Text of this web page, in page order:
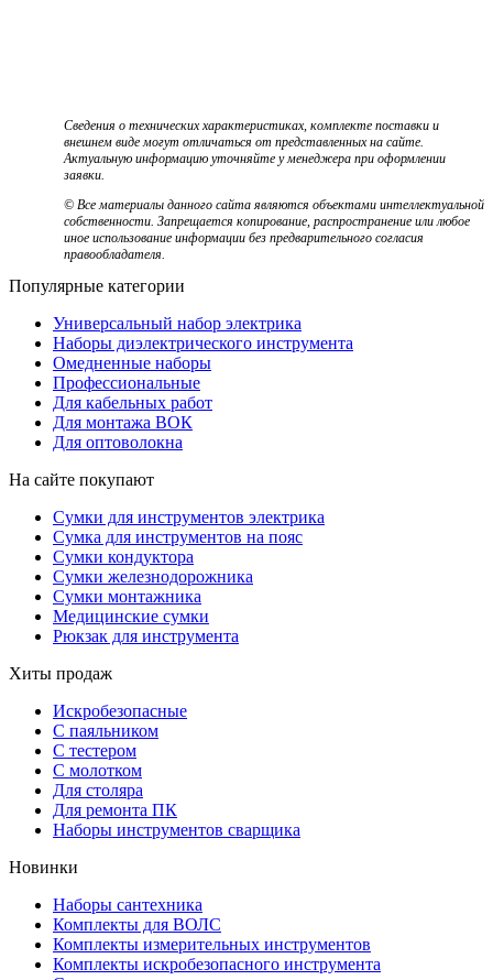
Сведения о технических характеристиках, комплекте поставки и
внешнем виде могут отличаться от представленных на сайте.
Актуальную информацию уточняйте у менеджера при оформлении
заявки.
© Все материалы данного сайта являются объектами интеллектуальной
собственности. Запрещается копирование, распространение или любое
иное использование информации без предварительного согласия
правообладателя.
Популярные категории
Универсальный набор электрика
Наборы диэлектрического инструмента
Омедненные наборы
Профессиональные
Для кабельных работ
Для монтажа ВОК
Для оптоволокна
На сайте покупают
Сумки для инструментов электрика
Сумка для инструментов на пояс
Сумки кондуктора
Сумки железнодорожника
Сумки монтажника
Медицинские сумки
Рюкзак для инструмента
Хиты продаж
Искробезопасные
С паяльником
С тестером
С молотком
Для столяра
Для ремонта ПК
Наборы инструментов сварщика
Новинки
Наборы сантехника
Комплекты для ВОЛС
Комплекты измерительных инструментов
Комплекты искробезопасного инструмента